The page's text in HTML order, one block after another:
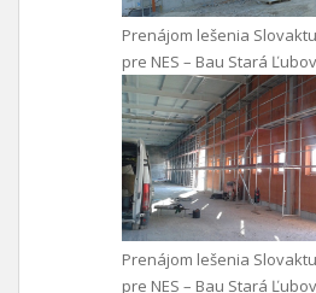
Prenájom lešenia
pre NES – Bau Stará
Prenájom lešenia
pre NES – Bau Stará